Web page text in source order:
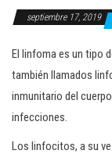
septiembre 17, 2019
El linfoma es un tipo
también llamados
inmunitario del
infecciones.
Los linfocitos, a su